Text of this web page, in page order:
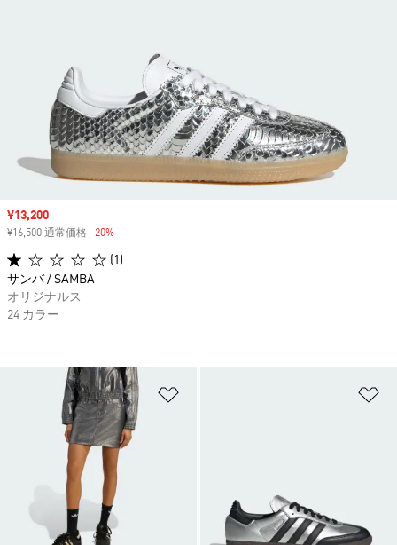
セール価格
¥13,200
¥16,500 通常価格 -20%
(1)
サンバ / SAMBA
オリジナルス
24 カラー